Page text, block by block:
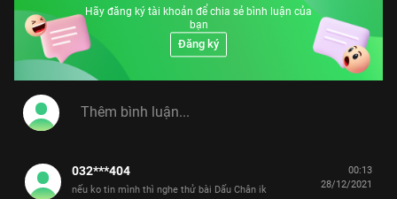
Hãy đăng ký tài khoản để chia sẻ bình luận của
bạn
Đăng ký
032***404
nếu ko tin mình thì nghe thử bài Dấu Chân ik
00:13
28/12/2021